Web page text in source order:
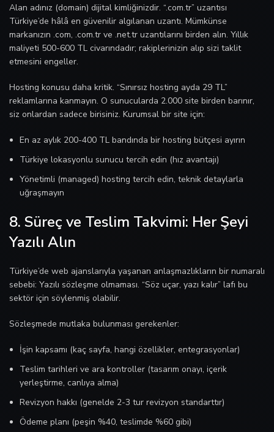
Alan adınız (domain) dijital kimliğinizdir. “.com.tr” uzantısı
Türkiye’de hâlâ en güvenilir algılanan uzantı. Mümkünse
markanızın .com, .com.tr ve .net.tr uzantılarını birden alın. Yıllık
maliyeti 500-600 TL civarındadır; rakiplerinizin alıp sizi taklit
etmesini engeller.
Hosting konusu daha kritik. “Sınırsız hosting ayda 29 TL”
reklamlarına kanmayın. O sunucularda 2.000 site birden barınır,
siz onlardan sadece birisiniz. Kurumsal bir site için:
En az aylık 200-400 TL bandında bir hosting bütçesi ayırın
Türkiye lokasyonlu sunucu tercih edin (hız avantajı)
Yönetimli (managed) hosting tercih edin, teknik detaylarla
uğraşmayın
8. Süreç ve Teslim Takvimi: Her Şeyi
Yazılı Alın
Türkiye’de web ajanslarıyla yaşanan anlaşmazlıkların bir numaralı
sebebi: Yazılı sözleşme olmaması. “Söz uçar, yazı kalır” lafı bu
sektör için söylenmiş olabilir.
Sözleşmede mutlaka bulunması gerekenler:
İşin kapsamı (kaç sayfa, hangi özellikler, entegrasyonlar)
Teslim tarihleri ve ara kontroller (tasarım onayı, içerik
yerleştirme, canlıya alma)
Revizyon hakkı (genelde 2-3 tur revizyon standarttır)
Ödeme planı (peşin %40, teslimde %60 gibi)